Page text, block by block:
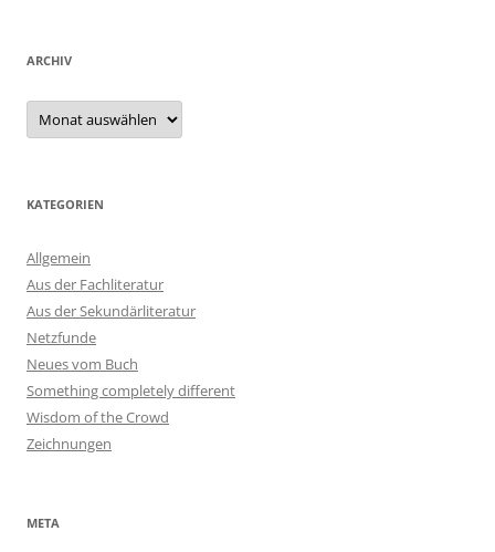
ARCHIV
Archiv
KATEGORIEN
Allgemein
Aus der Fachliteratur
Aus der Sekundärliteratur
Netzfunde
Neues vom Buch
Something completely different
Wisdom of the Crowd
Zeichnungen
META